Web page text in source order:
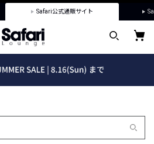
Safari公式通販サイト